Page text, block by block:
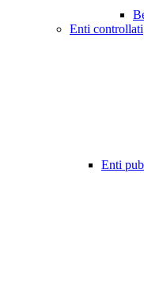
Enti controllati
Enti